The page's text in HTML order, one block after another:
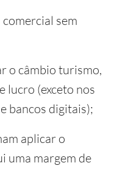
comercial sem
o câmbio turismo,
lucro (exceto nos
bancos digitais);
aplicar o
uma margem de